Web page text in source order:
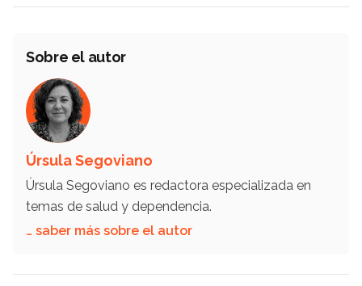
Sobre el autor
Úrsula Segoviano
Úrsula Segoviano es redactora especializada en
temas de salud y dependencia.
… saber más sobre el autor